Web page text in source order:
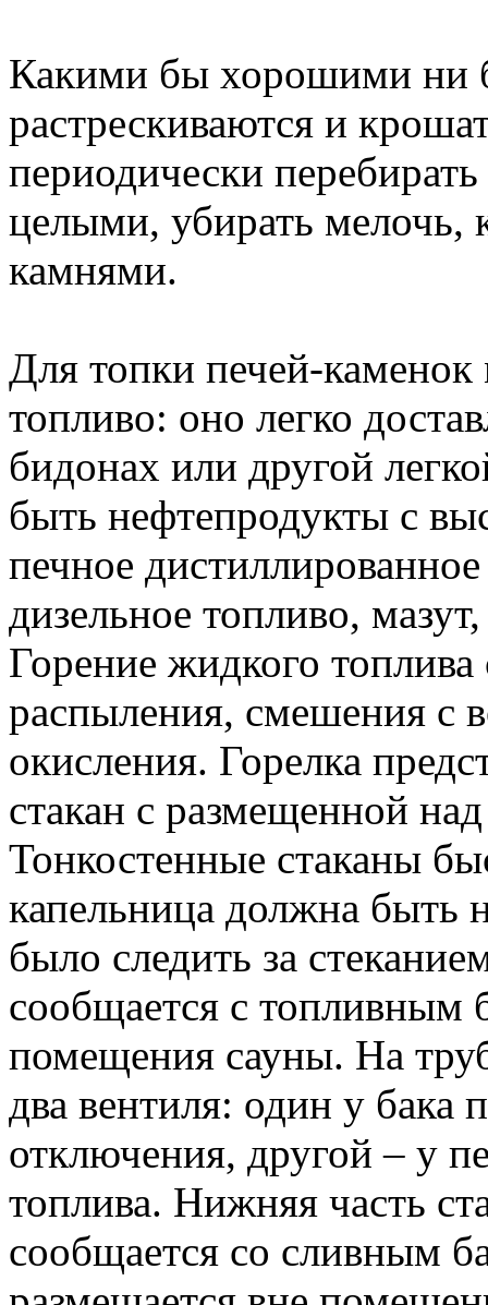
Какими бы хорошими ни
растрескиваются и
периодически
целыми, убирать мелочь,
камнями.
Для топки печей-
топливо: оно легко
бидонах или другой
быть нефтепродукты с
печное
дизельное топливо,
Горение жидкого топлива
распыления, смешения с
окисления. Горелка
стакан с размещенной
Тонкостенные стаканы
капельница должна быть
было следить за
сообщается с
помещения сауны. На
два вентиля: один у бака
отключения, другой – у
топлива. Нижняя часть
сообщается со сливным